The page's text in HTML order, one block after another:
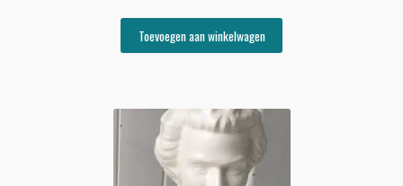
Toevoegen aan winkelwagen